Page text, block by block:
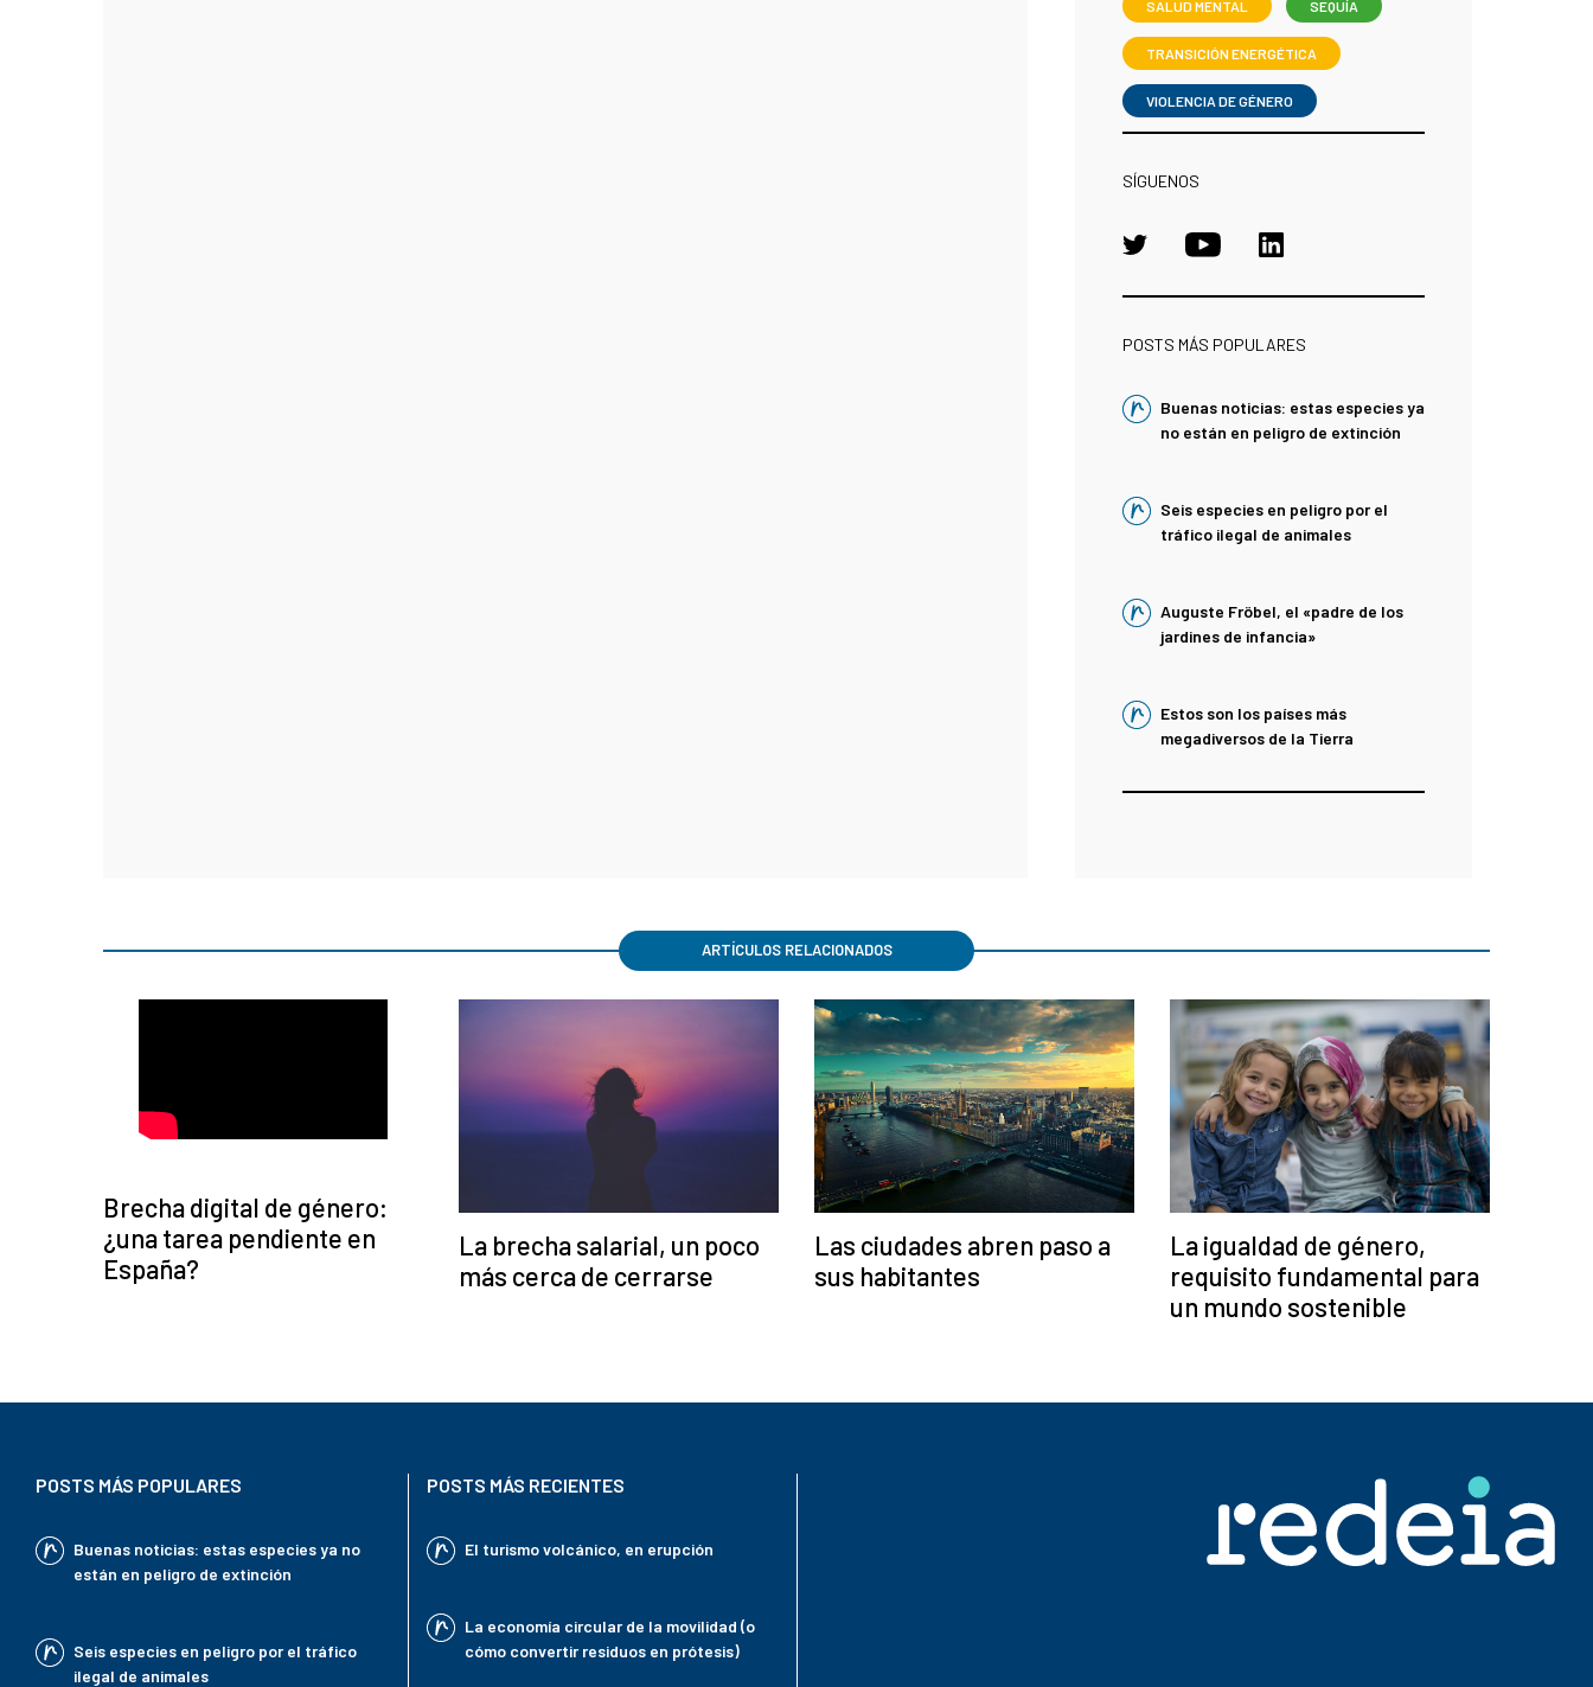
SALUD MENTAL SEQUÍA
TRANSICIÓN ENERGÉTICA
VIOLENCIA DE GÉNERO
SÍGUENOS
POSTS MÁS POPULARES
Buenas noticias: estas especies ya
no están en peligro de extinción
Seis especies en peligro por el
tráfico ilegal de animales
Auguste Fröbel, el «padre de los
jardines de infancia»
Estos son los países más
megadiversos de la Tierra
ARTÍCULOS RELACIONADOS
Brecha digital de género:
¿una tarea pendiente en
España?
La brecha salarial, un poco
más cerca de cerrarse
Las ciudades abren paso a
sus habitantes
La igualdad de género,
requisito fundamental para
un mundo sostenible
POSTS MÁS POPULARES
Buenas noticias: estas especies ya no
están en peligro de extinción
Seis especies en peligro por el tráfico
ilegal de animales
POSTS MÁS RECIENTES
El turismo volcánico, en erupción
La economía circular de la movilidad (o
cómo convertir residuos en prótesis)